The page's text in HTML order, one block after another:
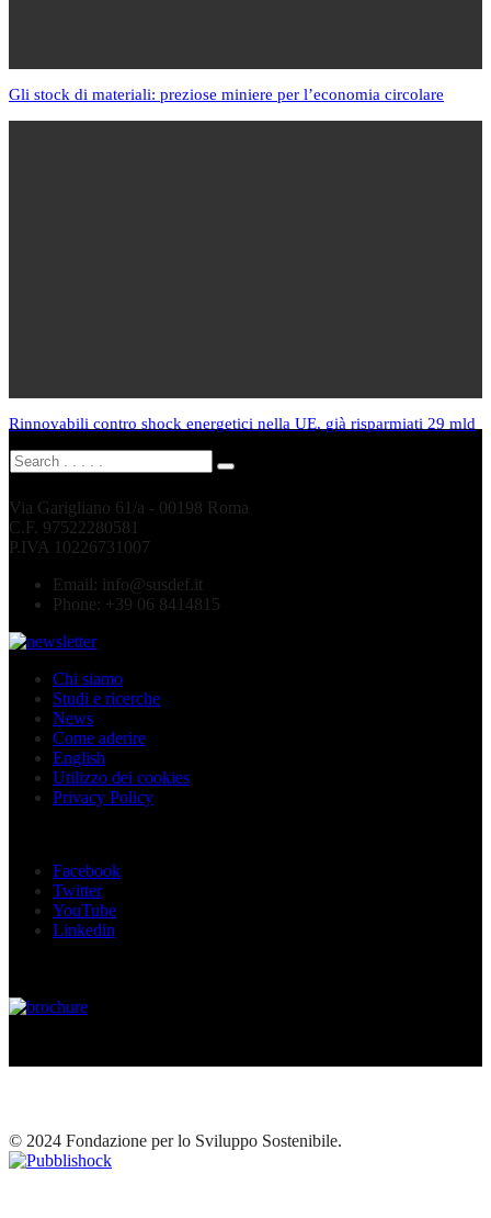
Gli stock di materiali: preziose miniere per l’economia circolare
Rinnovabili contro shock energetici nella UE, già risparmiati 29 mld
Via Garigliano 61/a - 00198 Roma
C.F. 97522280581
P.IVA 10226731007
Email: info@susdef.it
Phone: +39 06 8414815
Chi siamo
Studi e ricerche
News
Come aderire
English
Utilizzo dei cookies
Privacy Policy
Facebook
Twitter
YouTube
Linkedin
© 2024 Fondazione per lo Sviluppo Sostenibile.